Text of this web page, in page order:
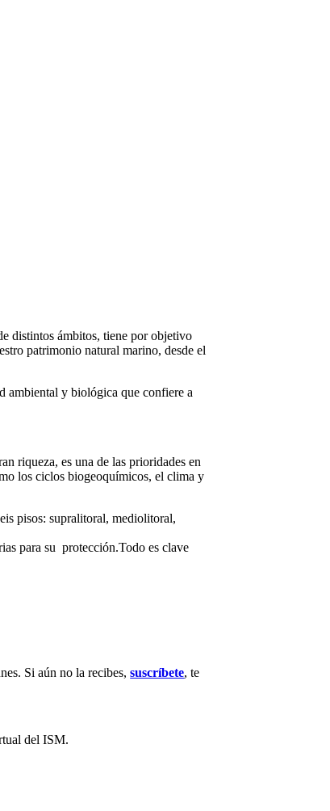
distintos ámbitos, tiene por objetivo
patrimonio natural marino, desde el
ambiental y biológica que confiere a
riqueza, es una de las prioridades en
los ciclos biogeoquímicos, el clima y
pisos: supralitoral, mediolitoral,
para su protección.Todo es clave
Si aún no la recibes,suscríbete, te
del ISM.